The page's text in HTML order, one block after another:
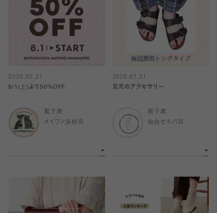
2026.07.31
8/1(土)より50%OFF
靴下屋
メイワン浜松店
2026.07.31
足元のアクセサリー
靴下屋
仙台セルバ店